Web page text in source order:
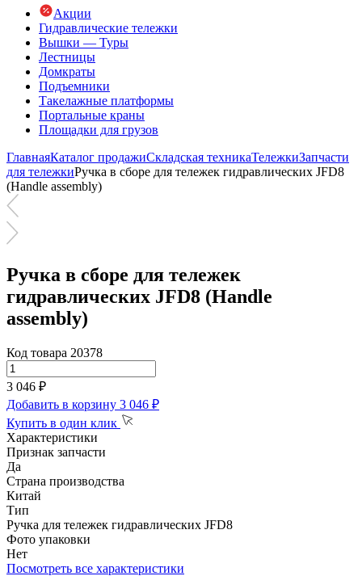
Акции
Гидравлические тележки
Вышки — Туры
Лестницы
Домкраты
Подъемники
Такелажные платформы
Портальные краны
Площадки для грузов
ГлавнаяКаталог продажиСкладская техникаТележкиЗапчасти
для тележкиРучка в сборе для тележек гидравлических JFD8
(Handle assembly)
Ручка в сборе для тележек
гидравлических JFD8 (Handle
assembly)
Код товара 20378
3 046 ₽
Добавить в корзину 3 046 ₽
Купить в один клик
Характеристики
Признак запчасти
Да
Страна производства
Китай
Тип
Ручка для тележек гидравлических JFD8
Фото упаковки
Нет
Посмотреть все характеристики